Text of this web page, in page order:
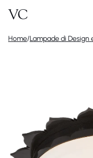
Home/Lampade di Design